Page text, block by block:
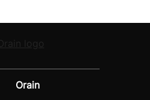
Orain